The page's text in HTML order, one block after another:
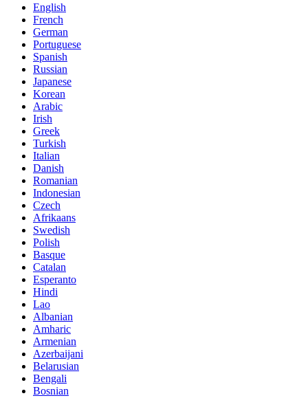
English
French
German
Portuguese
Spanish
Russian
Japanese
Korean
Arabic
Irish
Greek
Turkish
Italian
Danish
Romanian
Indonesian
Czech
Afrikaans
Swedish
Polish
Basque
Catalan
Esperanto
Hindi
Lao
Albanian
Amharic
Armenian
Azerbaijani
Belarusian
Bengali
Bosnian